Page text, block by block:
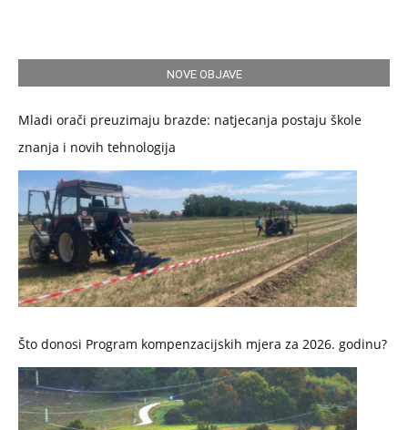
NOVE OBJAVE
Mladi orači preuzimaju brazde: natjecanja postaju škole
znanja i novih tehnologija
Što donosi Program kompenzacijskih mjera za 2026. godinu?